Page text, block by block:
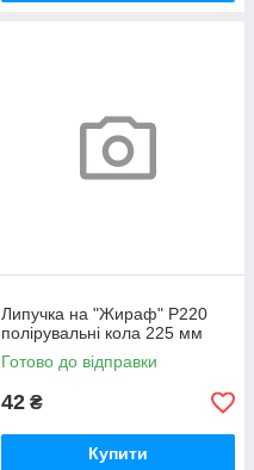
Липучка на "Жираф" Р220
полірувальні кола 225 мм
Готово до відправки
42 ₴
Купити